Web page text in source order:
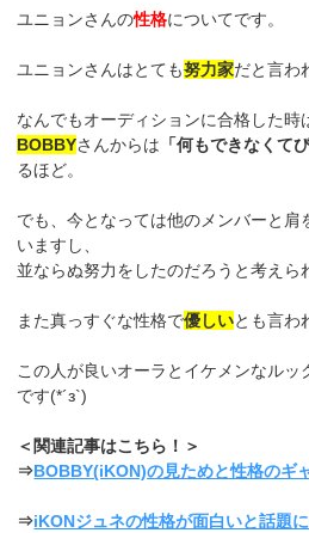
ユニョンさんの性格についてです。
ユニョンさんはとても努力家だと言わ
なんでもオーディションに合格した時
BOBBYさんからは 「何もできなくて
るほど。
でも、今となっては他のメンバーと肩
いますし、
並ならぬ努力をしたのだろうと考えら
また真っすぐな性格で優しいとも言わ
この人が良いオーラとイケメンなルッ
です(*´з`)
＜関連記事はこちら！＞
⇒BOBBY(iKON)の見ためと性格のギ
⇒iKONジュネの性格が面白いと話題